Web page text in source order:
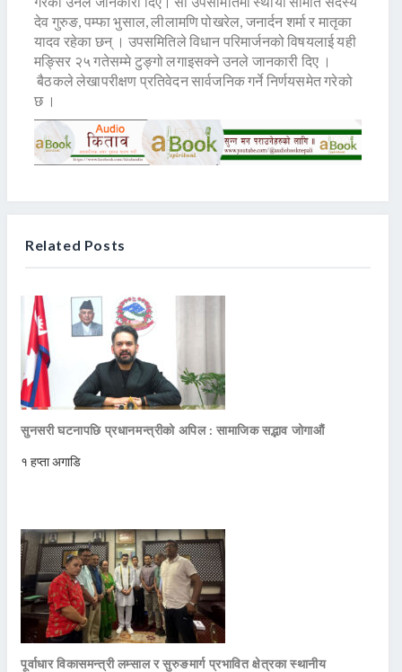
देव गुरुङ, पम्फा भुसाल, लीलामणि पोखरेल, जनार्दन शर्मा र मातृका
यादव रहेका छन् । उपसमितिले विधान परिमार्जनको विषयलाई यही
मङ्सिर २५ गतेसम्मे टुङ्गो लगाइसक्ने उनले जानकारी दिए ।
बैठकले लेखापरीक्षण प्रतिवेदन सार्वजनिक गर्ने निर्णयसमेत गरेको
छ ।
Related Posts
सुनसरी घटनापछि प्रधानमन्त्रीको अपिल : सामाजिक सद्भाव जोगाऔं
१ हप्ता अगाडि
पूर्वाधार विकासमन्त्री लम्साल र सुरुङमार्ग प्रभावित क्षेत्रका स्थानीय